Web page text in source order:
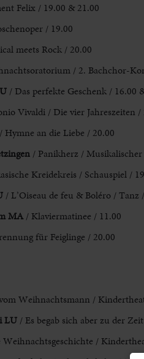
Felix / 19.00 & 21.00
/ 19.00
meets Rock / 20.00
/ 2. Bachchor-
/ Das perfekte Geschenk / 16.00
Vivaldi / Die vier Jahreszeiten /
Hymne an die Liebe / 20.00
/ Panikherz / Musikalischer
Kreidekreis / Schauspiel /
/ L’Oiseau de feu & Boléro / Tanz
MA/ Klaviermatinee / 11.00
für Feiglinge / 20.00
Weihnachtsmann /
LU/ Es begab sich aber zu der
/